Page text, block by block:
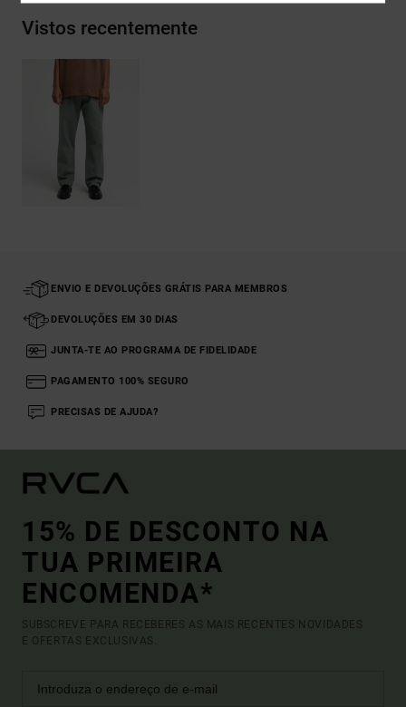
Vistos recentemente
ENVIO E DEVOLUÇÕES GRÁTIS PARA MEMBROS
DEVOLUÇÕES EM 30 DIAS
JUNTA-TE AO PROGRAMA DE FIDELIDADE
PAGAMENTO 100% SEGURO
PRECISAS DE AJUDA?
15% DE DESCONTO NA
TUA PRIMEIRA
ENCOMENDA*
SUBSCREVE PARA RECEBERES AS MAIS RECENTES NOVIDADES
E OFERTAS EXCLUSIVAS.